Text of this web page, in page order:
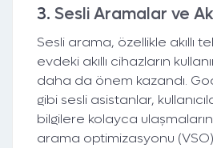
3. Sesli Aramalar ve
Sesli arama, özellikle akıllı
evdeki akıllı cihazların
daha da önem kazandı.
gibi sesli asistanlar,
bilgilere kolayca
arama optimizasyonu